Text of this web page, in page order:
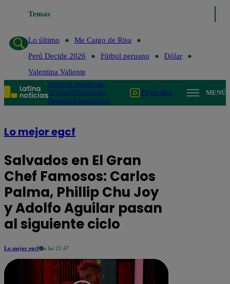
Temas
Lo último
Me Caigo de Risa
Perú Decide 2026
Fútbol peruano
Dólar
Valentina Valiente
PolíticaLimaMundo
Te ayudoTendencias
DeportesEspectáculos
TV en vivo MENÚ
Lo mejor egcf
Salvados en El Gran
Chef Famosos: Carlos
Palma, Phillip Chu Joy
y Adolfo Aguilar pasan
al siguiente ciclo
Lo mejor egcf a las 21:47